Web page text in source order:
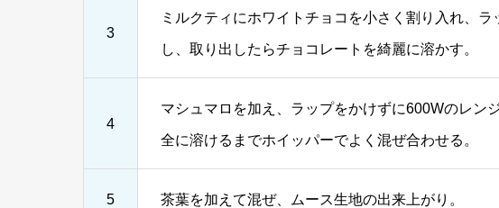
3
ミルクティにホワイトチョコを小さく割り入れ、
し、取り出したらチョコレートを綺麗に溶かす。
4
マシュマロを加え、ラップをかけずに600Wのレン
全に溶けるまでホイッパーでよく混ぜ合わせる。
5 茶葉を加えて混ぜ、ムース生地の出来上がり。